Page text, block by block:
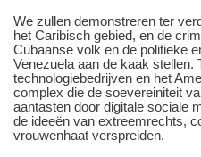
We zullen demonstreren ter
het Caribisch gebied, en de
Cubaanse volk en de politieke
Venezuela aan de kaak stellen.
technologiebedrijven en het
complex die de soevereiniteit
aantasten door digitale sociale
de ideeën van extreemrechts,
vrouwenhaat verspreiden.